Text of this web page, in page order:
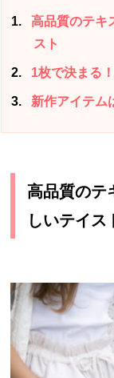
1
高品質のテキ
スト
2 1枚で決まる
3 新作アイテム
高品質のテ
しいテイス